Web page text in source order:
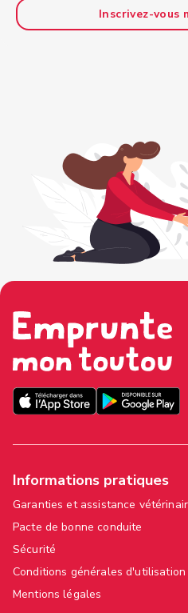
Inscrivez-vous
Informations pratiques
Garanties et assistance
Pacte de bonne conduite
Sécurité
Conditions générales d'utilisation
Mentions légales